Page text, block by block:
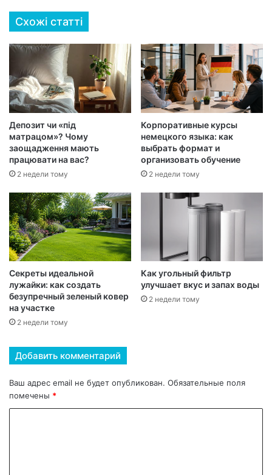
Схожі статті
Депозит чи «під
матрацом»? Чому
заощадження мають
працювати на вас?
2 недели тому
Корпоративные курсы
немецкого языка: как
выбрать формат и
организовать обучение
2 недели тому
Секреты идеальной
лужайки: как создать
безупречный зеленый ковер
на участке
2 недели тому
Как угольный фильтр
улучшает вкус и запах воды
2 недели тому
Добавить комментарий
Ваш адрес email не будет опубликован. Обязательные поля
помечены *